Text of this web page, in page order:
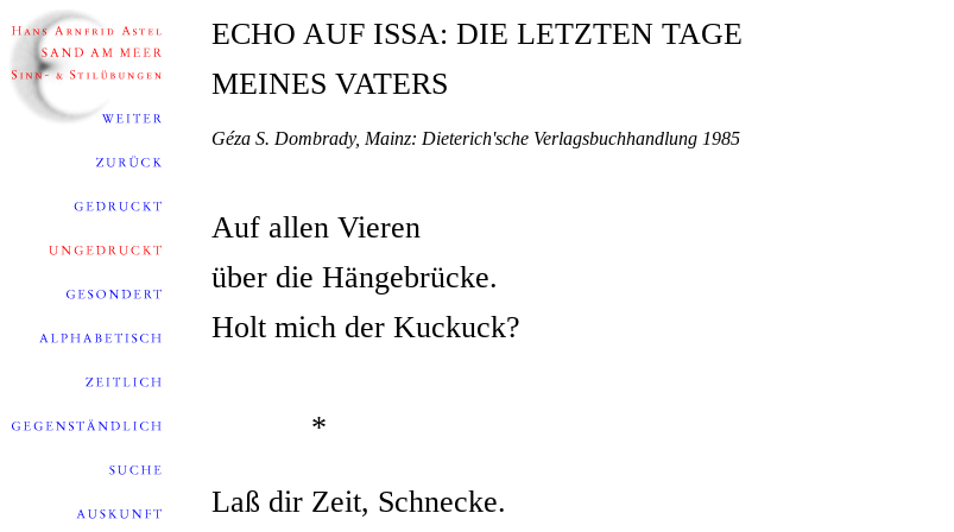
ECHO AUF ISSA: DIE LETZTEN TAGE
MEINES VATERS
Géza S. Dombrady, Mainz: Dieterich'sche Verlagsbuchhandlung 1985
Auf allen Vieren
über die Hängebrücke.
Holt mich der Kuckuck?
*
Laß dir Zeit, Schnecke.